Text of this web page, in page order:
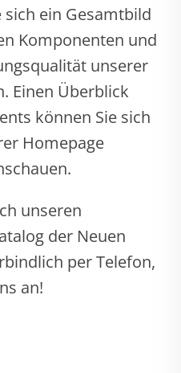
ein Gesamtbild
Komponenten und
unserer
Einen Überblick
können Sie sich
Homepage
unseren
der Neuen
per Telefon,
an!